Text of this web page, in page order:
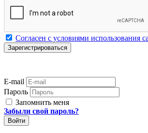
Согласен с условиями использования
E-mail
Пароль
Запомнить меня
Забыли свой пароль?